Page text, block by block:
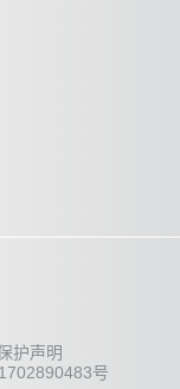
护声明
号